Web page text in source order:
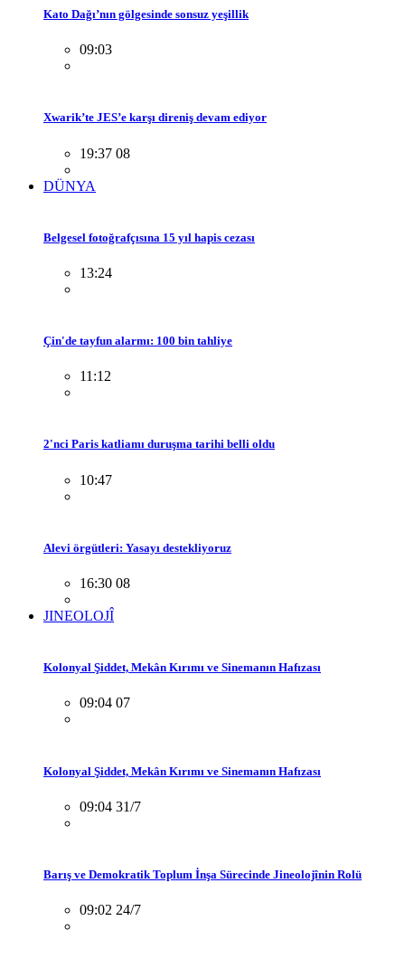
Kato Dağı’nın gölgesinde sonsuz yeşillik
09:03
Xwarik’te JES’e karşı direniş devam ediyor
19:37 08
DÜNYA
Belgesel fotoğrafçısına 15 yıl hapis cezası
13:24
Çin'de tayfun alarmı: 100 bin tahliye
11:12
2'nci Paris katliamı duruşma tarihi belli oldu
10:47
Alevi örgütleri: Yasayı destekliyoruz
16:30 08
JINEOLOJÎ
Kolonyal Şiddet, Mekân Kırımı ve Sinemanın Hafızası
09:04 07
Kolonyal Şiddet, Mekân Kırımı ve Sinemanın Hafızası
09:04 31/7
Barış ve Demokratik Toplum İnşa Sürecinde Jineolojînin Rolü
09:02 24/7